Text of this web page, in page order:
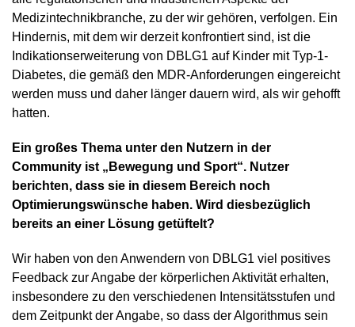
Medizintechnikbranche, zu der wir gehören, verfolgen. Ein
Hindernis, mit dem wir derzeit konfrontiert sind, ist die
Indikationserweiterung von DBLG1 auf Kinder mit Typ-1-
Diabetes, die gemäß den MDR-Anforderungen eingereicht
werden muss und daher länger dauern wird, als wir gehofft
hatten.
Ein großes Thema unter den Nutzern in der
Community ist „Bewegung und Sport“. Nutzer
berichten, dass sie in diesem Bereich noch
Optimierungswünsche haben. Wird diesbezüglich
bereits an einer Lösung getüftelt?
Wir haben von den Anwendern von DBLG1 viel positives
Feedback zur Angabe der körperlichen Aktivität erhalten,
insbesondere zu den verschiedenen Intensitätsstufen und
dem Zeitpunkt der Angabe, so dass der Algorithmus sein